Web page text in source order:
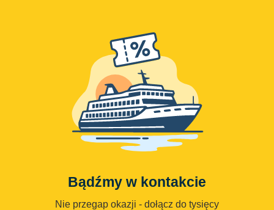
Bądźmy w kontakcie
Nie przegap okazji - dołącz do tysięcy